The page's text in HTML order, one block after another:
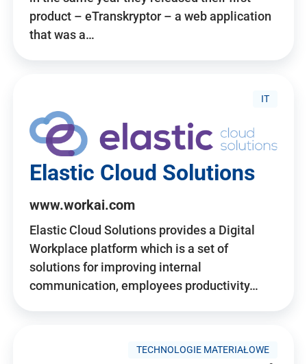
product – eTranskryptor – a web application
that was a…
IT
Elastic Cloud Solutions
www.workai.com
Elastic Cloud Solutions provides a Digital
Workplace platform which is a set of
solutions for improving internal
communication, employees productivity…
TECHNOLOGIE MATERIAŁOWE